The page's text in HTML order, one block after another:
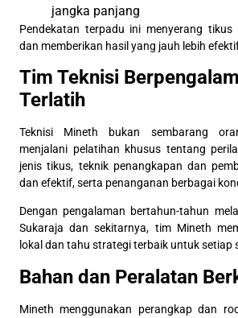
jangka panjang
Pendekatan terpadu ini menyerang
dan memberikan hasil yang jauh lebih
Tim Teknisi
Terlatih
Teknisi Mineth bukan sembarang
menjalani pelatihan khusus tentang
jenis tikus, teknik penangkapan dan
dan efektif, serta penanganan berbagai
Dengan pengalaman bertahun-tahun
Sukaraja dan sekitarnya, tim Mineth
lokal dan tahu strategi terbaik untuk setiap
Bahan dan Peralatan
Mineth menggunakan perangkap dan